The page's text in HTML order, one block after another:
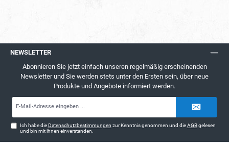
NEWSLETTER
Abonnieren Sie jetzt einfach unseren regelmäßig erscheinenden
Newsletter und Sie werden stets unter den Ersten sein, über neue
Produkte und Angebote informiert werden.
Ich habe dieDatenschutzbestimmungen zur Kenntnis genommen und dieAGBgelesen
und bin mit ihnen einverstanden.